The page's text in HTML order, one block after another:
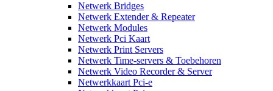
Netwerk Bridges
Netwerk Extender & Repeater
Netwerk Modules
Netwerk Pci Kaart
Netwerk Print Servers
Netwerk Time-servers & Toebehoren
Netwerk Video Recorder & Server
Netwerkkaart Pci-e